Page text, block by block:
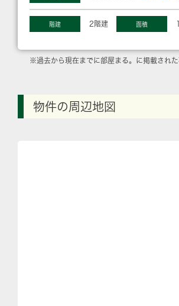
階建 2階建 面積
※過去から現在までに部屋まる。に掲載され
物件の周辺地図